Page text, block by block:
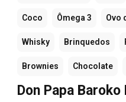
Coco Ômega 3 Ovo
Whisky Brinquedos
Brownies Chocolate
Don Papa